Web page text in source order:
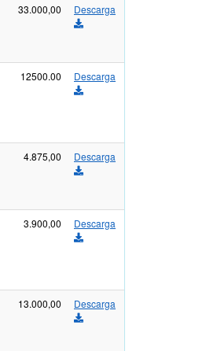
33.000,00 Descarga
12500.00 Descarga
4.875,00 Descarga
3.900,00 Descarga
13.000,00 Descarga